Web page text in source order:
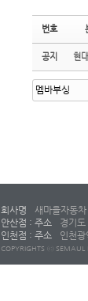
번호
공지 현
회사명 새마을자동차
안산점 : 주소
경기
인천점 : 주소
인천
COPYRIGHTS ⓒ SEMAUL